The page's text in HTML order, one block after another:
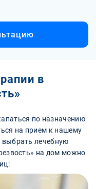
в
по назначению
на прием к нашему
выбрать лечебную
на дом можно